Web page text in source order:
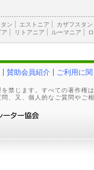
ン エストニア カザフスタン
リトアニア ルーマニア
賛助会員紹介 ご利用に
禁じます。すべての著作権
、又、個人的なご質問やご